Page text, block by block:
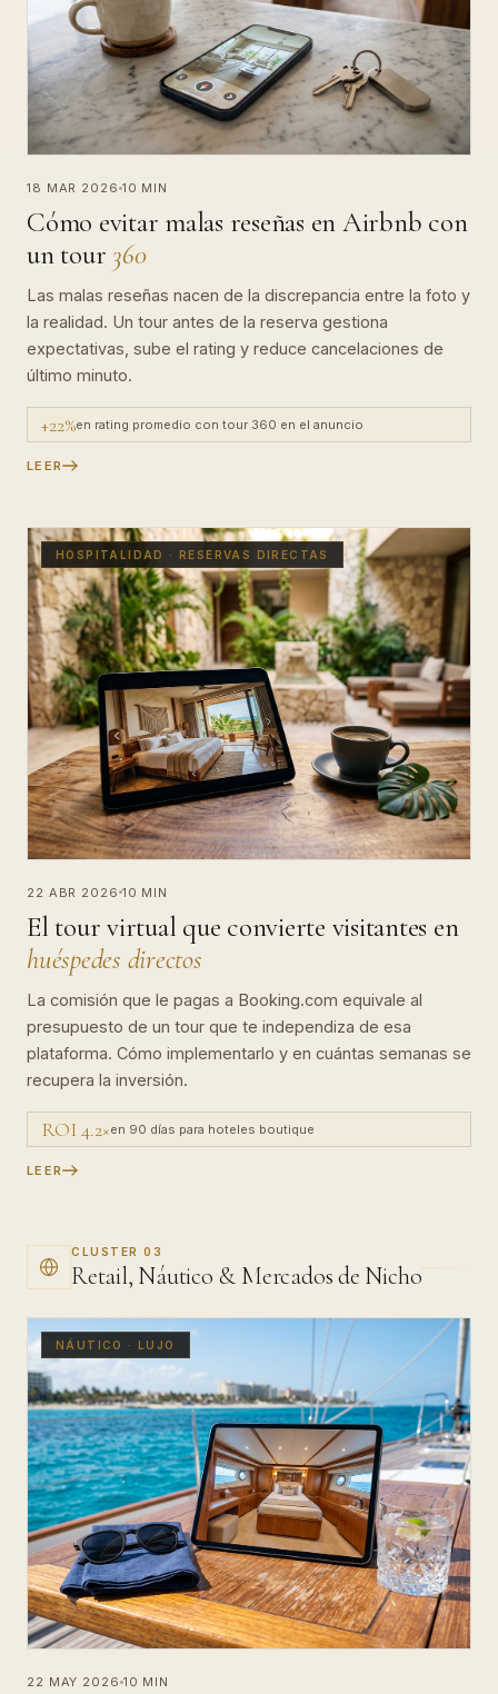
18 MAR 2026 10 MIN
Cómo evitar malas reseñas en Airbnb con
un tour 360
Las malas reseñas nacen de la discrepancia entre la foto y
la realidad. Un tour antes de la reserva gestiona
expectativas, sube el rating y reduce cancelaciones de
último minuto.
+22%en rating promedio con tour 360 en el anuncio
LEER
HOSPITALIDAD · RESERVAS DIRECTAS
22 ABR 2026 10 MIN
El tour virtual que convierte visitantes en
huéspedes directos
La comisión que le pagas a Booking.com equivale al
presupuesto de un tour que te independiza de esa
plataforma. Cómo implementarlo y en cuántas semanas se
recupera la inversión.
ROI 4.2×en 90 días para hoteles boutique
LEER
CLUSTER 03
Retail, Náutico & Mercados de Nicho
NÁUTICO · LUJO
22 MAY 2026 10 MIN